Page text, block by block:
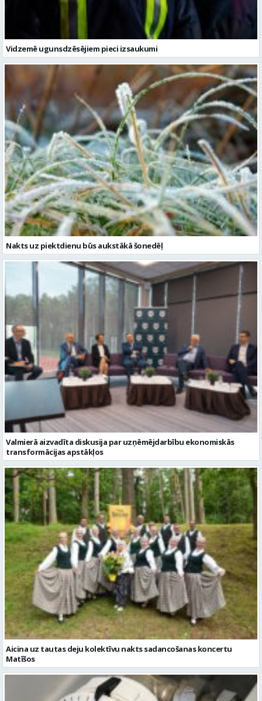
Vidzemē ugunsdzēsējiem pieci izsaukumi
Nakts uz piektdienu būs aukstākā šonedēļ
Valmierā aizvadīta diskusija par uzņēmējdarbību ekonomiskās
transformācijas apstākļos
Aicina uz tautas deju kolektīvu nakts sadancošanas koncertu
Matīšos